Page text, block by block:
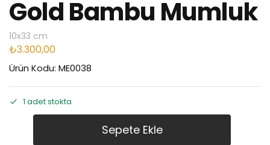
Gold Bambu Mumluk
10x33 cm
₺3.300,00
Ürün Kodu: ME0038
1 adet stokta
Sepete Ekle